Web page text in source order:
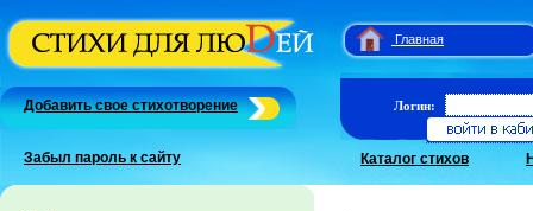
Главная
Добавить свое стихотворение
Забыл пароль к сайту
Логин:
Каталог стихов